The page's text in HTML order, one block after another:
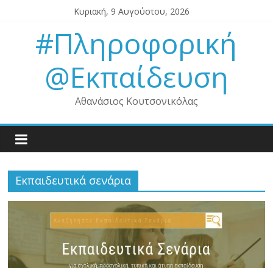
περιεχόμενο
Κυριακή, 9 Αυγούστου, 2026
#Πληροφορική
@Εκπαίδευση
Αθανάσιος Κουτσονικόλας
Εκπαιδευτικά σενάρια